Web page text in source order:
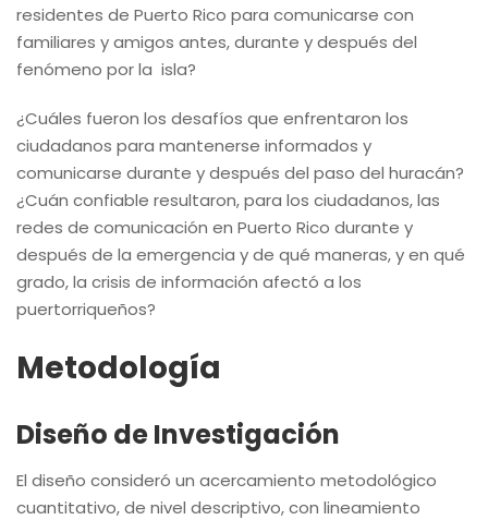
residentes de Puerto Rico para comunicarse con
familiares y amigos antes, durante y después del
fenómeno por la isla?
¿Cuáles fueron los desafíos que enfrentaron los
ciudadanos para mantenerse informados y
comunicarse durante y después del paso del huracán?
¿Cuán confiable resultaron, para los ciudadanos, las
redes de comunicación en Puerto Rico durante y
después de la emergencia y de qué maneras, y en qué
grado, la crisis de información afectó a los
puertorriqueños?
Metodología
Diseño de Investigación
El diseño consideró un acercamiento metodológico
cuantitativo, de nivel descriptivo, con lineamiento